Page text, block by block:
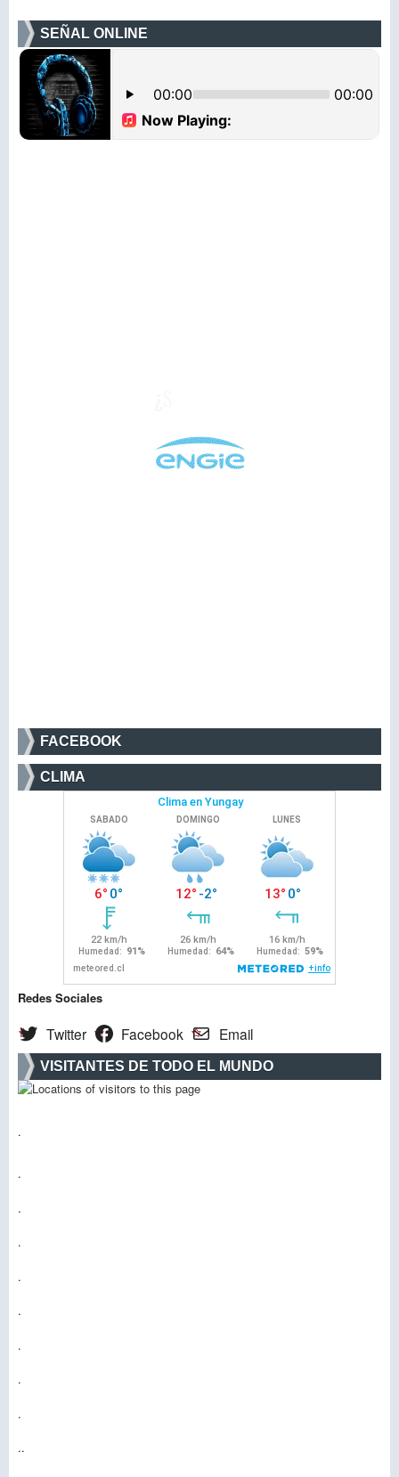
SEÑAL ONLINE
FACEBOOK
CLIMA
Redes Sociales
Twitter Facebook Email
VISITANTES DE TODO EL MUNDO
.
.
.
.
.
.
.
.
.
..